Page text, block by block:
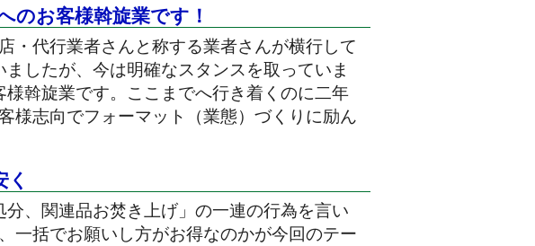
お客様斡旋業です！
・代行業者さんと称する業者さんが横行して
したが、今は明確なスタンスを取っていま
斡旋業です。ここまでへ行き着くのに二年
様志向でフォーマット（業態）づくりに励ん
、関連品お焚き上げ」の一連の行為を言い
一括でお願いし方がお得なのかが今回のテー